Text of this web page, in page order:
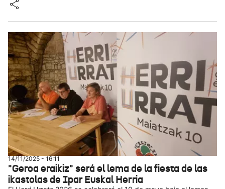
14/11/2025 - 16:11
"Geroa eraikiz" será el lema de la fiesta de las
ikastolas de Ipar Euskal Herria